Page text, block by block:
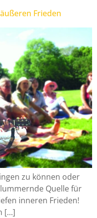
Frieden
zu können oder
Quelle für
inneren Frieden!
[…]